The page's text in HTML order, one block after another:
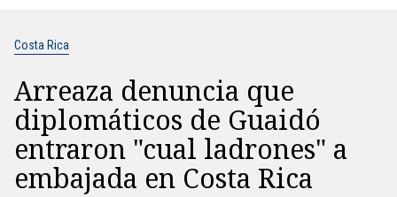
Costa Rica
Arreaza denuncia que
diplomáticos de Guaidó
entraron "cual ladrones" a
embajada en Costa Rica